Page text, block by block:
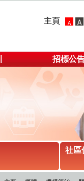
主頁
招標公
社區